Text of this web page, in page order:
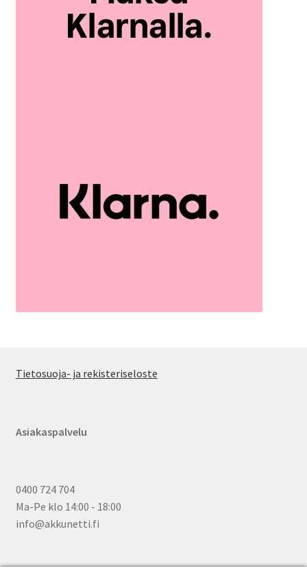
Tietosuoja- ja rekisteriseloste
Asiakaspalvelu
0400 724 704
Ma-Pe klo 14:00 - 18:00
info@akkunetti.fi